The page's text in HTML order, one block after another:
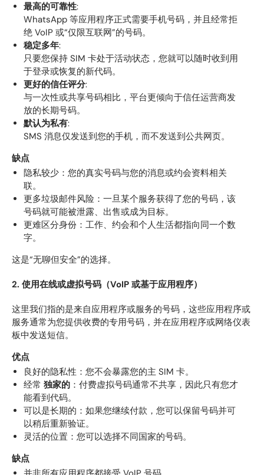
最高的可靠性:
WhatsApp 等应用程序正式需要手机号码，并且经常拒
绝 VoIP 或“仅限互联网”的号码。
稳定多年:
只要您保持 SIM 卡处于活动状态，您就可以随时收到用
于登录或恢复的新代码。
更好的信任评分:
与一次性或共享号码相比，平台更倾向于信任运营商发
放的长期号码。
默认为私有:
SMS 消息仅发送到您的手机，而不发送到公共网页。
缺点
隐私较少：您的真实号码与您的消息或约会资料相关
联。
更多垃圾邮件风险：一旦某个服务获得了您的号码，该
号码就可能被泄露、出售或成为目标。
更难区分身份：工作、约会和个人生活都指向同一个数
字。
这是“无聊但安全”的选择。
2. 使用在线或虚拟号码（VoIP 或基于应用程序）
这里我们指的是来自应用程序或服务的号码，这些应用程序或
服务通常为您提供收费的专用号码，并在应用程序或网络仪表
板中发送短信。
优点
良好的隐私性：您不会暴露您的主 SIM 卡。
经常 独家的 ：付费虚拟号码通常不共享，因此只有您才
能看到代码。
可以是长期的：如果您继续付款，您可以保留号码并可
以稍后重新验证。
灵活的位置：您可以选择不同国家的号码。
缺点